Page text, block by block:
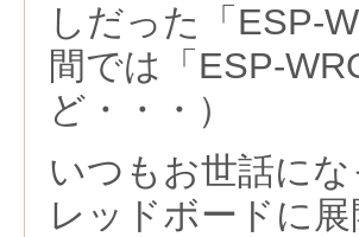
しだった「ESP-
間では「ESP-
ど・・・）
いつもお世話にな
レッドボードに展